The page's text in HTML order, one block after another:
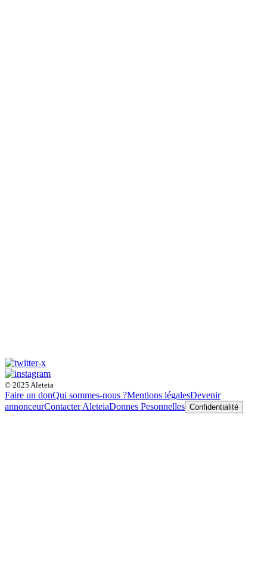
© 2025 Aleteia
Faire un donQui sommes-nous ?Mentions légalesDevenir
annonceurContacter AleteiaDonnes Pesonnelles Confidentialité